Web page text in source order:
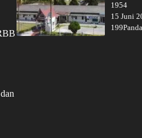
1954
15 Juni